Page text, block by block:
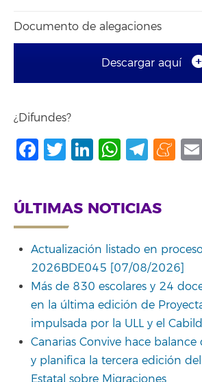
Documento de alegaciones
Descargar aquí
¿Difundes?
Facebook
Twitter
LinkedIn
ÚLTIMAS NOTICIAS
Actualización listado en
2026BDE045 [07/08/2026]
Más de 830 escolares y 24
en la última edición de
impulsada por la ULL y el
Canarias Convive hace
y planifica la tercera edición
Estatal sobre Migraciones